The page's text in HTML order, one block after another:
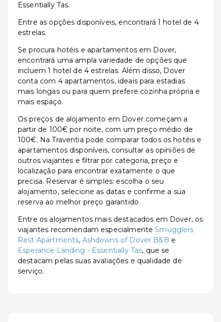
Essentially Tas.
Entre as opções disponíveis, encontrará 1 hotel de 4
estrelas.
Se procura hotéis e apartamentos em Dover,
encontrará uma ampla variedade de opções que
incluem 1 hotel de 4 estrelas. Além disso, Dover
conta com 4 apartamentos, ideais para estadias
mais longas ou para quem prefere cozinha própria e
mais espaço.
Os preços de alojamento em Dover começam a
partir de 100€ por noite, com um preço médio de
100€. Na Traventia pode comparar todos os hotéis e
apartamentos disponíveis, consultar as opiniões de
outros viajantes e filtrar por categoria, preço e
localização para encontrar exatamente o que
precisa. Reservar é simples: escolha o seu
alojamento, selecione as datas e confirme a sua
reserva ao melhor preço garantido.
Entre os alojamentos mais destacados em Dover, os
viajantes recomendam especialmenteSmugglers
Rest Apartments, Ashdowns of Dover B&B e
Esperance Landing - Essentially Tas, que se
destacam pelas suas avaliações e qualidade de
serviço.